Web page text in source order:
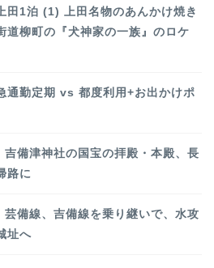
田1泊 (1) 上田名物のあんかけ焼き
道柳町の『犬神家の一族』のロケ
通勤定期 vs 都度利用+お出かけポ
備津神社の国宝の拝殿・本殿、長
路に
備線、吉備線を乗り継いで、水攻
址へ